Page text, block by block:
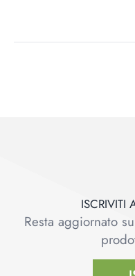
ISCRIVITI
Resta aggiornato